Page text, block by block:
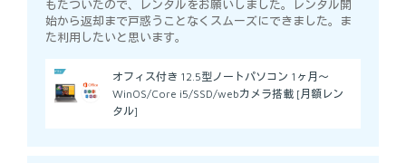
もたついたので、レンタルをお願いしました。レンタル開
始から返却まで戸惑うことなくスムーズにできました。ま
た利用したいと思います。
オフィス付き 12.5型ノートパソコン 1ヶ月～
WinOS/Core i5/SSD/webカメラ搭載 [月額レン
タル]